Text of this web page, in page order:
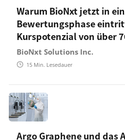
Warum BioNxt jetzt in
Bewertungsphase
Kurspotenzial von über
BioNxt Solutions Inc.
15 Min. Lesedauer
Argo Graphene und das